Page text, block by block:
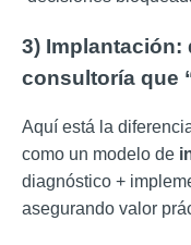
3) Implantación:
consultoría que
Aquí está la
como un modelo de
diagnóstico +
asegurando valor